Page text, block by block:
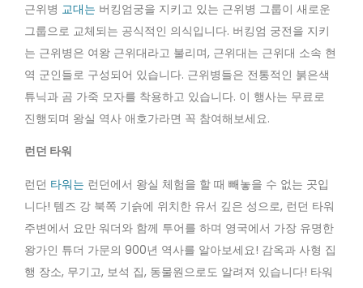
근위병 교대는 버킹엄궁을 지키고 있는 근위병 그룹이 새로운
그룹으로 교체되는 공식적인 의식입니다. 버킹엄 궁전을 지키
는 근위병은 여왕 근위대라고 불리며, 근위대는 근위대 소속 현
역 군인들로 구성되어 있습니다. 근위병들은 전통적인 붉은색
튜닉과 곰 가죽 모자를 착용하고 있습니다. 이 행사는 무료로
진행되며 왕실 역사 애호가라면 꼭 참여해보세요.
런던 타워
런던 타워는 런던에서 왕실 체험을 할 때 빼놓을 수 없는 곳입
니다! 템즈 강 북쪽 기슭에 위치한 유서 깊은 성으로, 런던 타워
주변에서 요만 워더와 함께 투어를 하며 영국에서 가장 유명한
왕가인 튜더 가문의 900년 역사를 알아보세요! 감옥과 사형 집
행 장소, 무기고, 보석 집, 동물원으로도 알려져 있습니다! 타워